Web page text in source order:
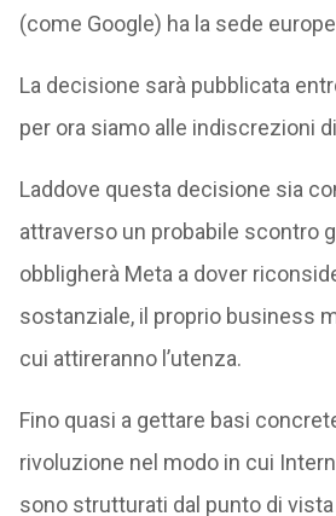
(come Google) ha la sede
La decisione sarà pubblicata
per ora siamo alle indiscrezioni
Laddove questa decisione sia
attraverso un probabile scontro
obbligherà Meta a dover
sostanziale, il proprio business
cui attireranno l’utenza.
Fino quasi a gettare basi
rivoluzione nel modo in cui
sono strutturati dal punto di